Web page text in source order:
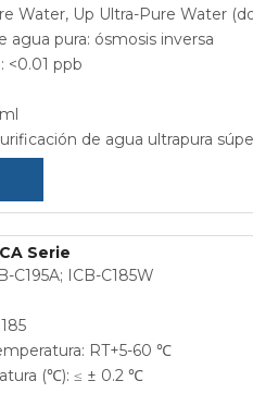
Water, Up Ultra-Pure Water
agua pura: ósmosis inversa
<0.01 ppb
de agua ultrapura
Serie
C195A; ICB-C185W
RT+5-60 ℃
(℃): ≤ ± 0.2 ℃